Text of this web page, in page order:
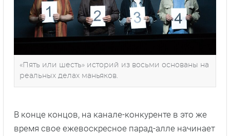
«Пять или шесть» историй из восьми основаны на
реальных делах маньяков.
В конце концов, на канале-конкуренте в это же
время свое ежевоскресное парад-алле начинает